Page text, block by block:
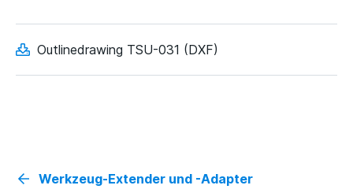
Outlinedrawing TSU-031 (DXF)
Werkzeug-Extender und -Adapter